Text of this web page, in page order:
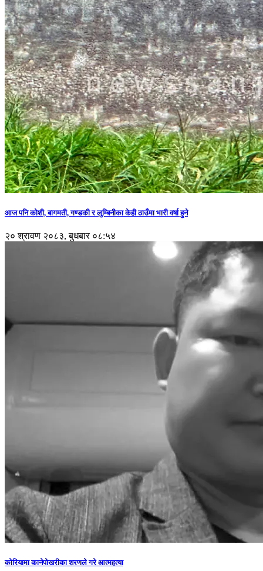
आज पनि कोशी, बागमती, गण्डकी र लुम्बिनीका केही ठाउँमा भारी वर्षा हुने
२० श्रावण २०८३, बुधबार ०८:५४
कोरियामा कानेपोखरीका शरणले गरे आत्महत्या